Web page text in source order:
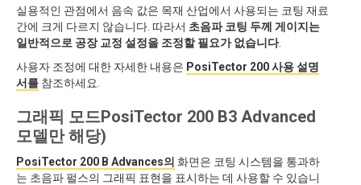
실용적인 관점에서 음속 값은 목재 산업에서 사용되는 코팅 재료
간에 크게 다르지 않습니다. 따라서 초음파 코팅 두께 게이지는
일반적으로 공장 교정 설정을 조정할 필요가 없습니다.
사용자 조정에 대한 자세한 내용은 PosiTector 200 사용 설명
서를 참조하세요.
그래픽 모드PosiTector 200 B3 Advanced
모델만 해당)
PosiTector 200 B Advances의 화면은 코팅 시스템을 통과하
는 초음파 펄스의 그래픽 표현을 표시하는 데 사용할 수 있습니